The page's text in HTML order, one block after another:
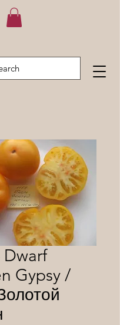
Dwarf
Gypsy /